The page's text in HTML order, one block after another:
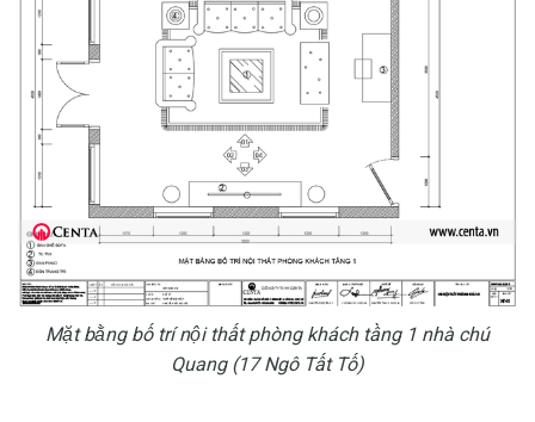
Mặt bằng bố trí nội thất phòng khách tầng 1 nhà chú
Quang (17 Ngô Tất Tố)